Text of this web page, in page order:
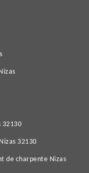
32130
32130
de charpente Nizas